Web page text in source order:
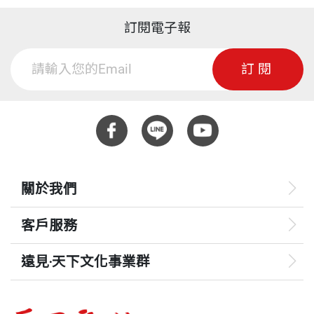
訂閱電子報
訂閱
關於我們
客戶服務
遠見‧天下文化事業群